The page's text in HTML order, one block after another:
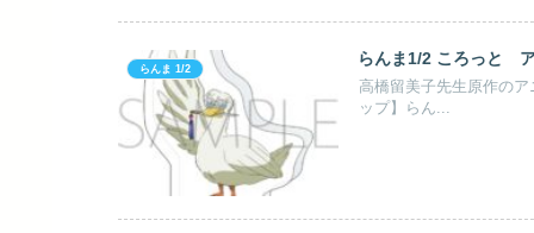
らんま 1/2
らんま1/2 ころっと
高橋留美子先生原作の
ップ】らん...